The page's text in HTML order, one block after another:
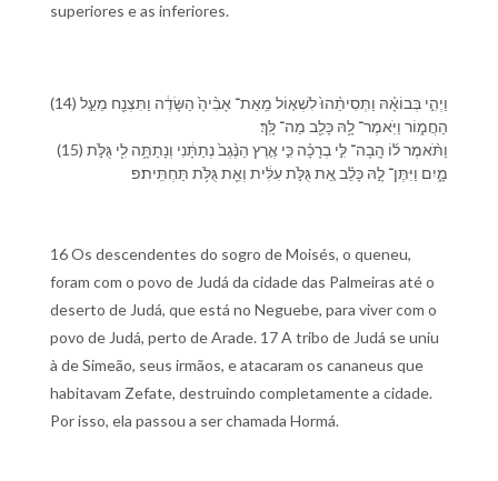
superiores e as inferiores.
(14) וַ⁠יְהִ֣י בְּ⁠בוֹאָ֗⁠הּ וַ⁠תְּסִיתֵ֨⁠הוּ֙ לִ⁠שְׁא֤וֹל מֵֽ⁠אֵת־ אָבִ֨י⁠הָ֙ הַ⁠שָּׂדֶ֔ה וַ⁠תִּצְנַ֖ח מֵ⁠עַ֣ל
הַ⁠חֲמ֑וֹר וַ⁠יֹּֽאמֶר־ לָ֥⁠הּ כָּלֵ֖ב מַה־ לָּֽ⁠ךְ׃
(15) וַ⁠תֹּ֨אמֶר ל֜⁠וֹ הָֽבָ⁠ה־ לִּ֣⁠י בְרָכָ֗ה כִּ֣י אֶ֤רֶץ הַ⁠נֶּ֨גֶב֙ נְתַתָּ֔⁠נִי וְ⁠נָתַתָּ֥ה לִ֖⁠י גֻּלֹּ֣ת
מָ֑יִם וַ⁠יִּתֶּן־ לָ֣⁠הּ כָּלֵ֗ב אֵ֚ת גֻּלֹּ֣ת עִלִּ֔ית וְ⁠אֵ֖ת גֻּלֹּ֥ת תַּחְתִּֽית׃פ
16 Os descendentes do sogro de Moisés, o queneu,
foram com o povo de Judá da cidade das Palmeiras até o
deserto de Judá, que está no Neguebe, para viver com o
povo de Judá, perto de Arade. 17 A tribo de Judá se uniu
à de Simeão, seus irmãos, e atacaram os cananeus que
habitavam Zefate, destruindo completamente a cidade.
Por isso, ela passou a ser chamada Hormá.